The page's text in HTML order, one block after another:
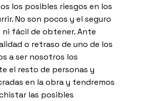
los posibles riesgos en los
No son pocos y el seguro
ni fácil de obtener. Ante
o retraso de uno de los
a ser nosotros los
el resto de personas y
en la obra y tendremos
las posibles